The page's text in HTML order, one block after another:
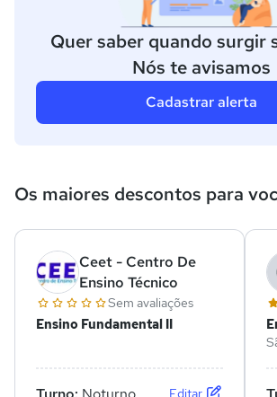
Quer saber quando surgir
Nós te avisamos
Cadastrar alerta
Os maiores descontos para
Ceet - Centro De
Ensino Técnico
Sem avaliações
Ensino Fundamental II
Editar